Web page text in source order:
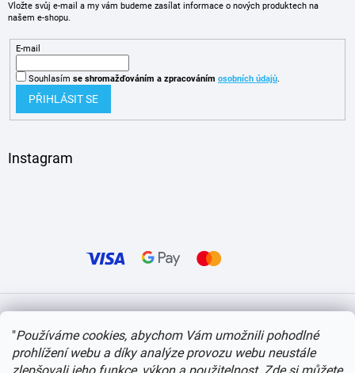
"Používáme cookies, abychom Vám umožnili pohodlné
prohlížení webu a díky analýze provozu webu neustále
Vložte svůj e-mail a my vám budeme zasílat informace o nových produktech na
našem e-shopu.
E-mail
Souhlasím se shromažďováním a zpracováním osobních údajů.
PŘIHLÁSIT SE
Instagram
Copyright 2026itvlaky.cz . Všechna práva vyhrazena. Upravit nastavení cookies